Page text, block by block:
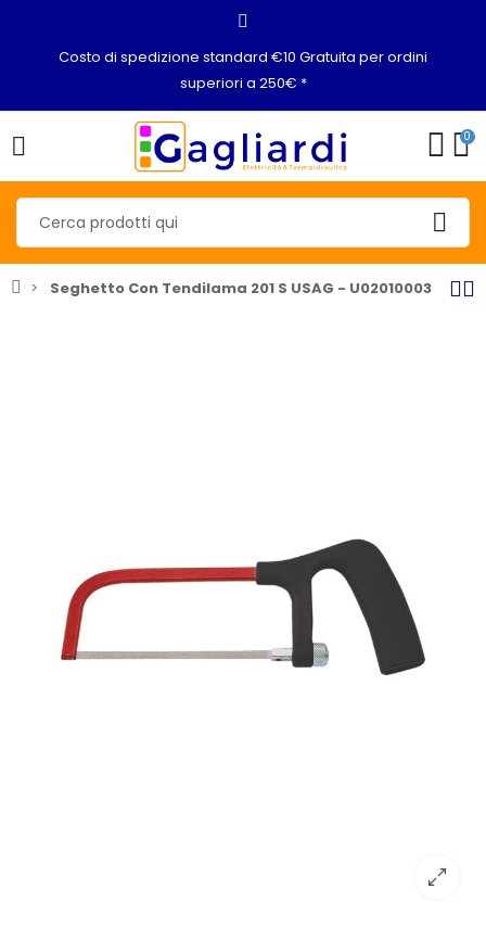
Costo di spedizione standard €10 Gratuita per ordini
superiori a 250€ *
0
Seghetto Con Tendilama 201 S USAG - U02010003